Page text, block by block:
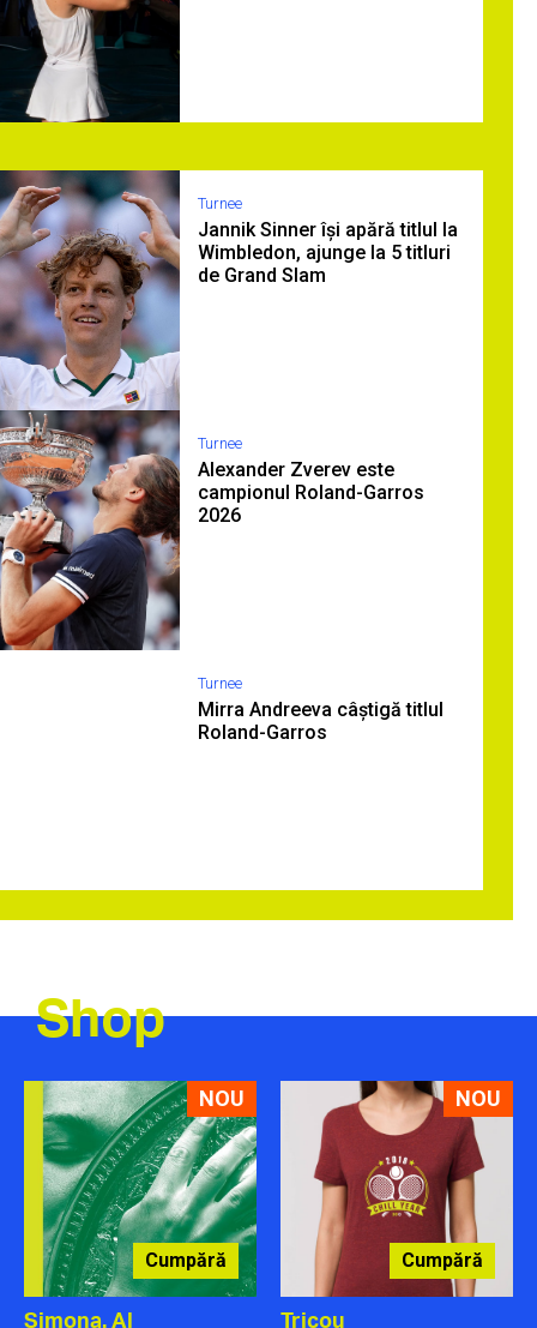
Turnee
Jannik Sinner își apără titlul la
Wimbledon, ajunge la 5 titluri
de Grand Slam
Turnee
Alexander Zverev este
campionul Roland-Garros
2026
Turnee
Mirra Andreeva câștigă titlul
Roland-Garros
Shop
NOU
Cumpără
Simona. Al
NOU
Cumpără
Tricou